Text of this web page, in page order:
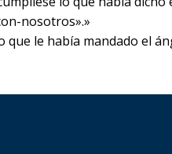
nosotros».»
que le había mandado el